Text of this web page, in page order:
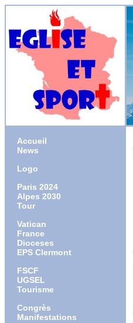
Accueil
News
Logo
Paris 2024
Alpes 2030
Tour
Vatican
France
Dioceses
EPS Clermont
FSCF
UGSEL
Tourisme
Congrès
Manifestations